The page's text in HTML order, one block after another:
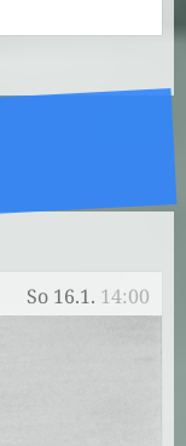
So 16.1. 14:00